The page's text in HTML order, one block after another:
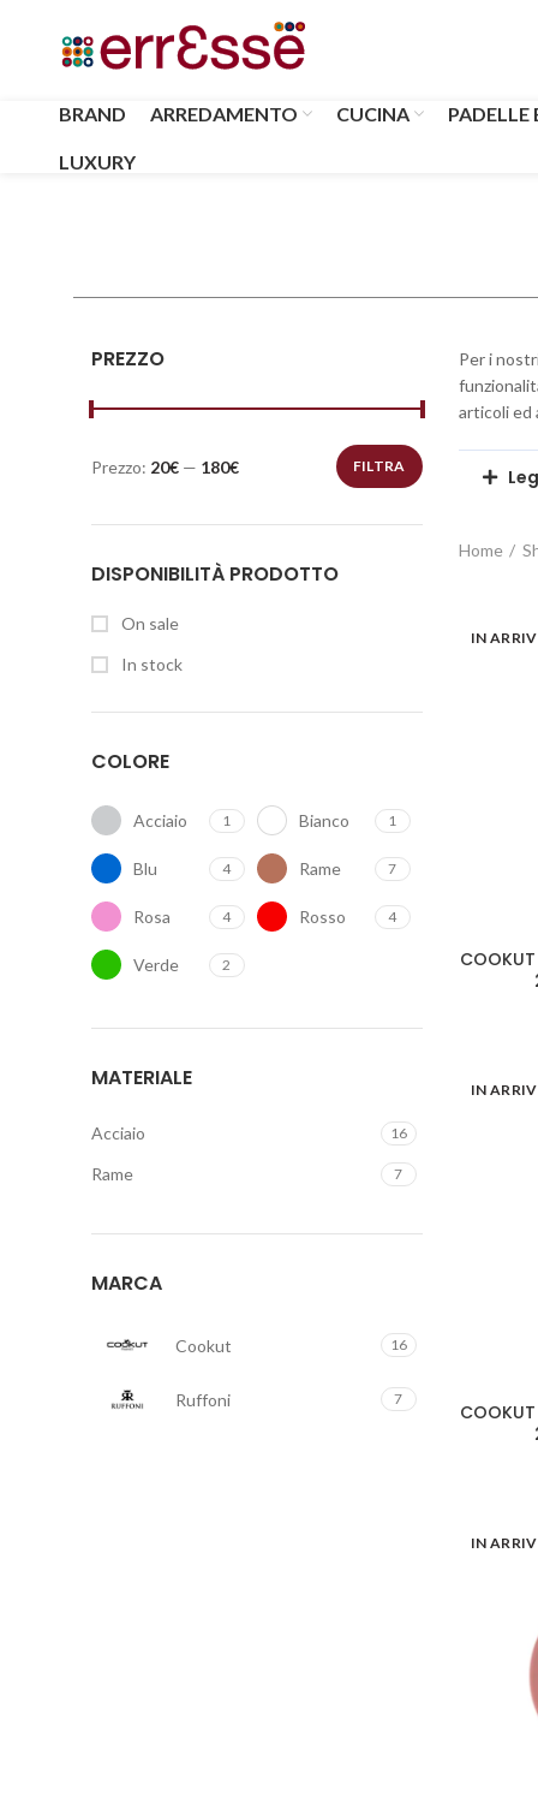
BRAND ARREDAMENTO CUCINA PADELLE
LUXURY
PREZZO
FILTRA
Prezzo: 20€ — 180€
DISPONIBILITÀ PRODOTTO
On sale
In stock
COLORE
Acciaio 1 Bianco 1
Blu 4 Rame 7
Rosa 4 Rosso 4
Verde 2
MATERIALE
Acciaio 16
Rame 7
MARCA
Cookut 16
Ruffoni 7
Per i
articoli ed
Home
IN
IN
IN